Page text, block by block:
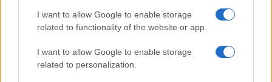
I want to allow Google to enable storage
related to functionality of the website or app.
I want to allow Google to enable storage
related to personalization.
Élőképeken a Dark Cherry színű iPhone 18 Pro Max!
Itt a vég a Galaxy S23 széria számára: a One UI 9 lehet az
utolsó nagy frissítés